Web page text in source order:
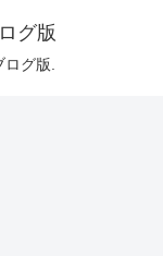
グ版
グ版.